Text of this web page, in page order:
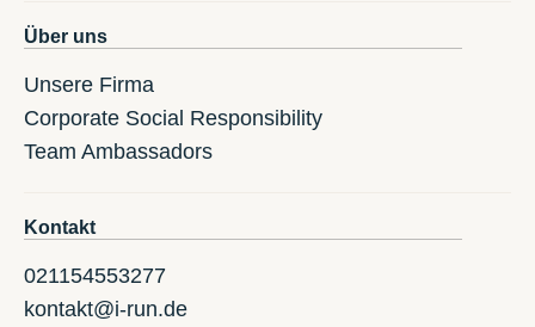
Über uns
Unsere Firma
Corporate Social Responsibility
Team Ambassadors
Kontakt
021154553277
kontakt@i-run.de